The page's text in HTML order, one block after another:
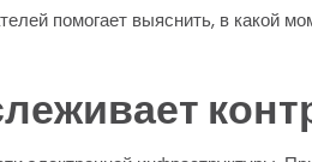
помогает выяснить, в какой